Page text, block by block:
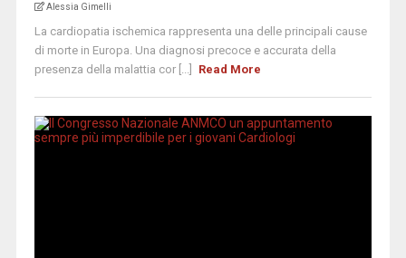
Alessia Gimelli
La cardiopatia ischemica rappresenta una delle principali cause
di morte in Europa. Una diagnosi precoce e accurata della
presenza della malattia cor [...]
Read More